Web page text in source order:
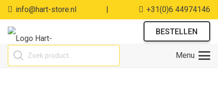
info@hart-store.nl | +31(0)6 44974146
BESTELLEN
Producten
zoeken
Menu